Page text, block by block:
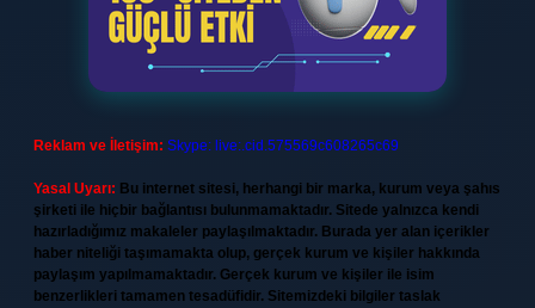
Reklam ve İletişim: Skype: live:.cid.575569c608265c69
Yasal Uyarı: Bu internet sitesi, herhangi bir marka, kurum veya şahıs
şirketi ile hiçbir bağlantısı bulunmamaktadır. Sitede yalnızca kendi
hazırladığımız makaleler paylaşılmaktadır. Burada yer alan içerikler
haber niteliği taşımamakta olup, gerçek kurum ve kişiler hakkında
paylaşım yapılmamaktadır. Gerçek kurum ve kişiler ile isim
benzerlikleri tamamen tesadüfidir. Sitemizdeki bilgiler taslak